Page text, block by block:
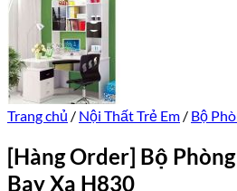
Trang chủ / Nội Thất Trẻ Em / Bộ
[Hàng Order] Bộ
Bay Xa H830